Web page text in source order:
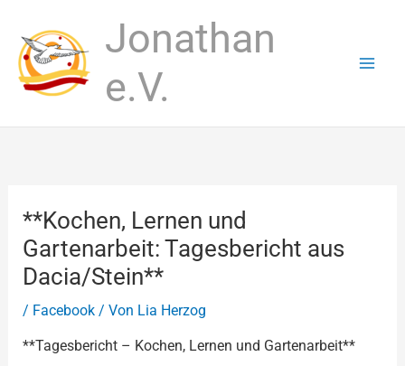
Inhalt
springen
Jonathan
e.V.
**Kochen, Lernen und
Gartenarbeit: Tagesbericht aus
Dacia/Stein**
/ Facebook/ Von Lia Herzog
**Tagesbericht – Kochen, Lernen und Gartenarbeit**